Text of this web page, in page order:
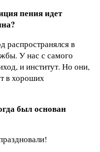
пения идет
распространялся в
У нас с самого
и институт. Но они,
в хороших
был основан